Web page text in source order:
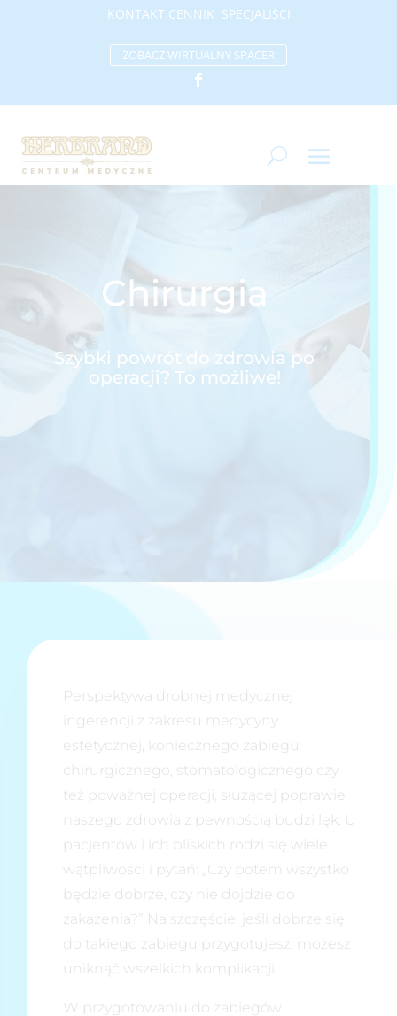
KONTAKTCENNIK SPECJALIŚCI
ZOBACZ WIRTUALNY SPACER
Chirurgia
Szybki powrót do zdrowia po
operacji? To możliwe!
Perspektywa drobnej medycznej
ingerencji z zakresu medycyny
estetycznej, koniecznego zabiegu
chirurgicznego, stomatologicznego czy
też poważnej operacji, służącej poprawie
naszego zdrowia z pewnością budzi lęk. U
pacjentów i ich bliskich rodzi się wiele
wątpliwości i pytań: „Czy potem wszystko
będzie dobrze, czy nie dojdzie do
zakażenia?” Na szczęście, jeśli dobrze się
do takiego zabiegu przygotujesz, możesz
uniknąć wszelkich komplikacji.
W przygotowaniu do zabiegów